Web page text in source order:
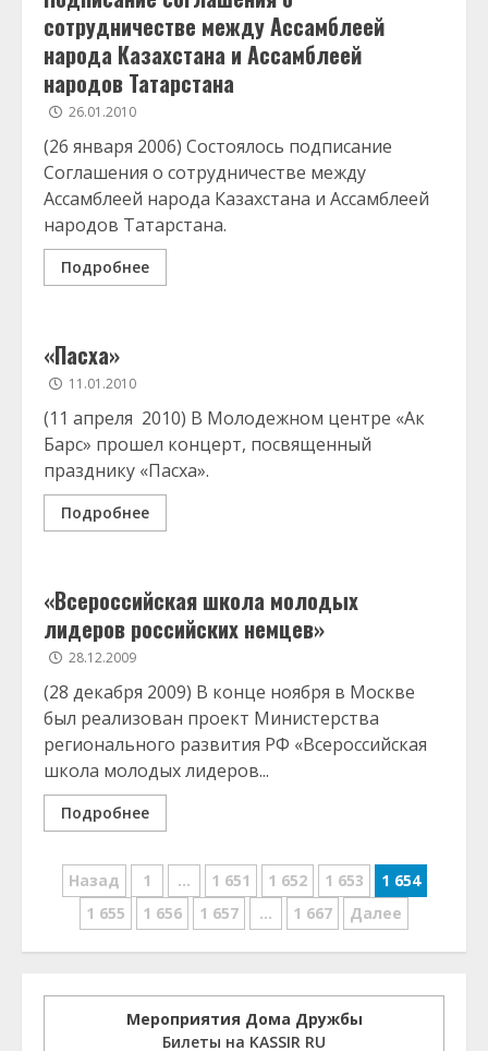
сотрудничестве между Ассамблеей
народа Казахстана и Ассамблеей
народов Татарстана
26.01.2010
(26 января 2006) Состоялось подписание
Соглашения о сотрудничестве между
Ассамблеей народа Казахстана и Ассамблеей
народов Татарстана.
Подробнее
«Пасха»
11.01.2010
(11 апреля 2010) В Молодежном центре «Ак
Барс» прошел концерт, посвященный
празднику «Пасха».
Подробнее
«Всероссийская школа молодых
лидеров российских немцев»
28.12.2009
(28 декабря 2009) В конце ноября в Москве
был реализован проект Министерства
регионального развития РФ «Всероссийская
школа молодых лидеров...
Подробнее
Навигация
записям
Назад 1 … 1 651 1 652 1 653
1 654
1 655
1 656 1 657 … 1 667 Далее
Мероприятия Дома Дружбы
Билеты на KASSIR RU